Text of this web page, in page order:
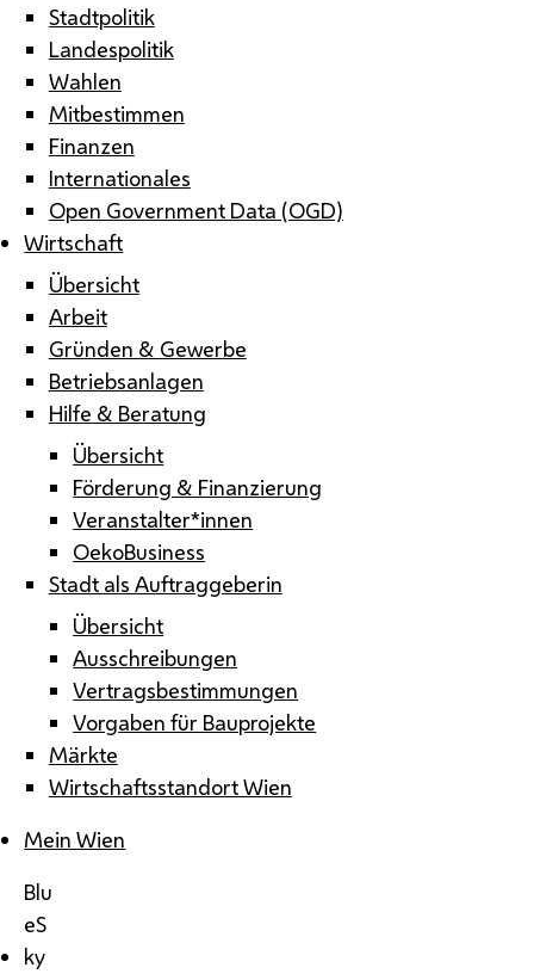
Stadtpolitik
Landespolitik
Wahlen
Mitbestimmen
Finanzen
Internationales
Open Government Data (OGD)
Wirtschaft
Übersicht
Arbeit
Gründen & Gewerbe
Betriebsanlagen
Hilfe & Beratung
Übersicht
Förderung & Finanzierung
Veranstalter*innen
OekoBusiness
Stadt als Auftraggeberin
Übersicht
Ausschreibungen
Vertragsbestimmungen
Vorgaben für Bauprojekte
Märkte
Wirtschaftsstandort Wien
Mein Wien
Blu
eS
ky